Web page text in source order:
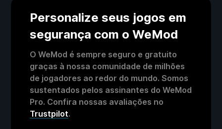
Personalize seus jogos em
segurança com o WeMod
O WeMod é sempre seguro e gratuito
graças à nossa comunidade de milhões
de jogadores ao redor do mundo. Somos
sustentados pelos assinantes do WeMod
Pro. Confira nossas avaliações no
Trustpilot.